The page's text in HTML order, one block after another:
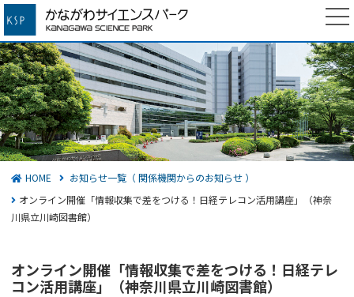
検索する
HOME
お知らせ一覧（ 関係機関からのお知らせ ）
オンライン開催「情報収集で差をつける！日経テレコン活用講座」（神奈
川県立川崎図書館）
オンライン開催「情報収集で差をつける！日経テレ
コン活用講座」（神奈川県立川崎図書館）